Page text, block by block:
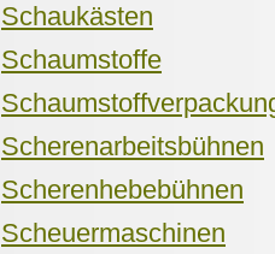
Schaukästen
Schaumstoffe
Scherenarbeitsbühnen
Scherenhebebühnen
Scheuermaschinen